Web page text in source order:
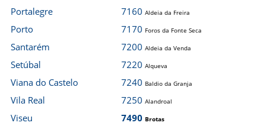
Portalegre
Porto
Santarém
Setúbal
Viana do Castelo
Vila Real
Viseu
7160 Aldeia da Freira
7170 Foros da Fonte Seca
7200 Aldeia da Venda
7220 Alqueva
7240 Baldio da Granja
7250 Alandroal
7490 Brotas